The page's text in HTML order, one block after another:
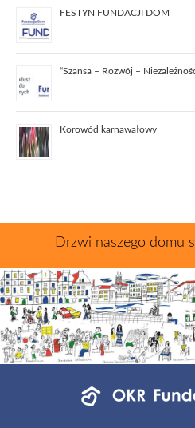
FESTYN FUNDACJI DOM
“Szansa – Rozwój –
Korowód karnawałowy
Drzwi naszego domu